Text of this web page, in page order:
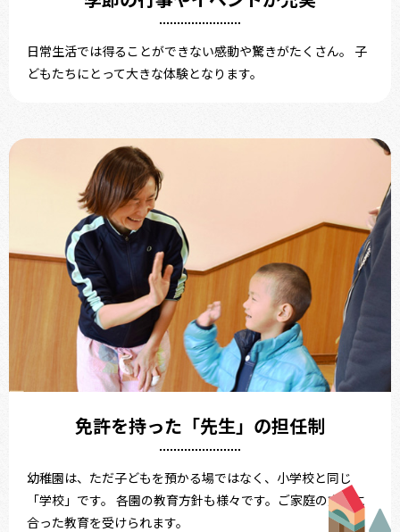
日常生活では得ることができない感動や驚きがたくさん。 子
どもたちにとって大きな体験となります。
免許を持った 「先生」の担任制
幼稚園は、ただ子どもを預かる場ではなく、小学校と同じ
「学校」です。 各園の教育方針も様々です。ご家庭の方針に
合った教育を受けられます。